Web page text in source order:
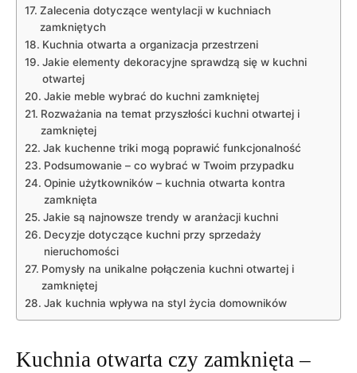
Zalecenia dotyczące wentylacji w kuchniach
zamkniętych
Kuchnia otwarta a organizacja przestrzeni
Jakie elementy dekoracyjne sprawdzą się w kuchni
otwartej
Jakie meble wybrać do kuchni zamkniętej
Rozważania na temat przyszłości kuchni otwartej i
zamkniętej
Jak kuchenne triki mogą poprawić funkcjonalność
Podsumowanie – co wybrać w Twoim przypadku
Opinie użytkowników – kuchnia otwarta kontra
zamknięta
Jakie są najnowsze trendy w aranżacji kuchni
Decyzje dotyczące kuchni przy sprzedaży
nieruchomości
Pomysły na unikalne połączenia kuchni otwartej i
zamkniętej
Jak kuchnia wpływa na styl życia domowników
Kuchnia otwarta czy zamknięta –